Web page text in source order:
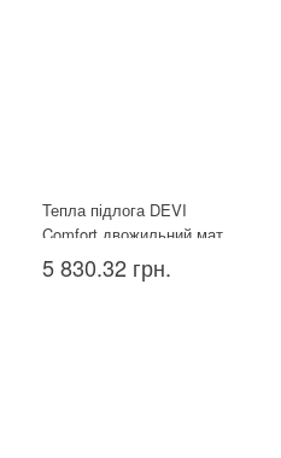
Тепла підлога DEVI
Comfort двожильний мат
150T 1.5 м²
5 830.32 грн.